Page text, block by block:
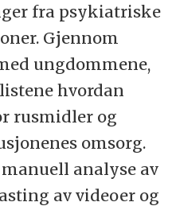
fra psykiatriske
Gjennom
ungdommene,
hvordan
rusmidler og
omsorg.
analyse av
av videoer og